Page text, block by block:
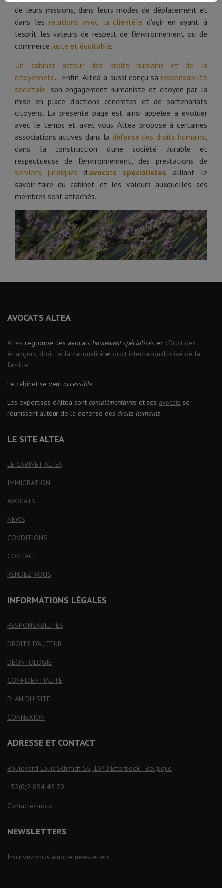
de leurs missions, dans leurs modes de déplacement et
dans lesrelations avec la clientèle d’agir en ayant à
l’esprit les valeurs de respect de l’environnement ou de
commerce juste et équitable.
Un cabinet acteur des droits humains et de la
citoyenneté… Enfin, Altea a aussi conçu sa responsabilité
sociétale, son engagement humaniste et citoyen par la
mise en place d’actions concrètes et de partenariats
citoyens. La présente page est ainsi appelée à évoluer
avec le temps et avec vous. Altea propose à certaines
associations actives dans la défense des droits humains,
dans la construction d’une société durable et
respectueuse de l’environnement, des prestations de
services juridiques d’avocats spécialistes, alliant le
savoir-faire du cabinet et les valeurs auxquelles ses
membres sont attachés.
AVOCATS ALTEA
Altea regroupe des avocats hautement spécialisés en : Droit des
étrangers, droit de la nationalité et droit international privé de la
famille.
Le cabinet se veut accessible.
Les expertises d'Altea sont complémentaires et ses avocats se
réunissent autour de la défense des droits humains.
LE SITE ALTEA
LE CABINET ALTEA
IMMIGRATION
AVOCATS
NEWS
CONDITIONS
CONTACT
RENDEZ-VOUS
INFORMATIONS LÉGALES
RESPONSABILITÉS
DROITS D'AUTEUR
DÉONTOLOGIE
CONFIDENTIALITÉ
PLAN DU SITE
CONNEXION
ADRESSE ET CONTACT
Boulevard Louis Schmidt 56, 1040 Etterbeek - Belgique
+32(0)2 894 45 70
Contactez-nous
NEWSLETTERS
Inscrivez-vous à notre newsletters